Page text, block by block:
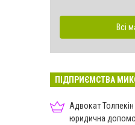
Всі
ПІДПРИЄМСТВА
Адвокат
юридична